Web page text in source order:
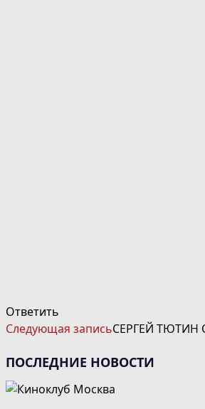
Ответить
ЧИТАТЬ
ДАЛЕЕ
Следующая записьСЕРГЕЙ ТЮТИН
ПОСЛЕДНИЕ НОВОСТИ